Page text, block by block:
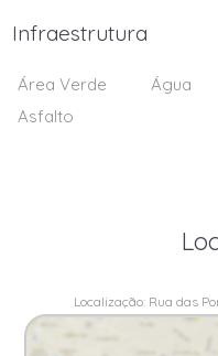
Infraestrutura
Área Verde Água
Asfalto
Localização: Rua das